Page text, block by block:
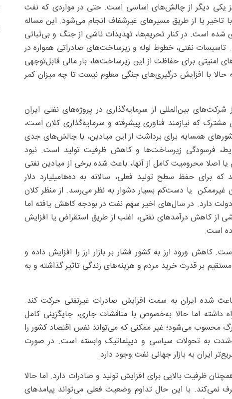
یکی دیگر از چالش‌های اساسی است. حتی در مواردی که نفت
تاخیر یا از طریق مسیرهای غیرشفاف انجام می‌شود. این مساله
شده است. در کنار تحریم‌ها، تهدیدات ناشی از جنگ و بی‌ثباتی
تاسیسات نفتی، خطوط لوله و زیرساخت‌های صادراتی همواره در
امنیتی برای حفاظت از این زیرساخت‌ها، بار مالی قابل‌توجهی
با افزایش درگیری‌های جنگی معلوم نیست تا چه میزان کمر
بین‌المللی از سرمایه‌گذاری در پروژه‌های نفتی ایران
که نیازمند فناوری پیشرفته و سرمایه‌گذاری کلان است،
همسایه برای برداشت از این میادین، با چالش‌های جدی
فرسودگی زیرساخت‌ها و کاهش ظرفیت تولید است. نبود
اصلا محرومیت کامل از آنها، باعث شده برخی از میادین نفتی
برای حفظ سطح تولید فعلی، سالانه به ده‌ها‌میلیارد دلار
غیرممکن یا دست‌کم بسیار دشوار به نظر می‌رسد. از منظر کلان
دارد. در سال‌های اخیر سهم نفت در بودجه کاهش یافته اما
از کاهش درآمدهای نفتی، اغلب از طریق استقراض یا افزایش
است.
کاهش ورود ارز به کشور فشار بر بازار ارز را افزایش داده و
بر قدرت خرید مردم و هزینه‌های زندگی تاثیر گذاشته و به
شده ایران به سمت افزایش صادرات غیرنفتی حرکت کند.
اما حالا به‌خصوص با مناقشات جاری، جایگزینی کامل
محسوب می‌شود؛ غیر ممکنی که می‌تواند نفس اقتصاد کشور را
به تحولات سیاسی و دیپلماتیک وابسته است. در صورت
ایران به بازار جهانی نفت وجود دارد.
ظرفیت بالایی برای افزایش تولید و صادرات دارد. اما حالا
نمی‌کند. با این حال تداوم وضعیت فعلی می‌تواند پیامدهای